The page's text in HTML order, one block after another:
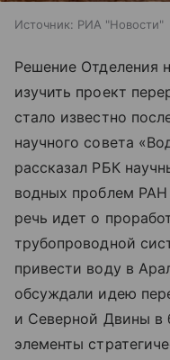
Источник: РИА "Новости"
Решение Отделения
изучить проект
стало известно
научного совета
рассказал РБК
водных проблем
речь идет о
трубопроводной
привести воду в
обсуждали идею
и Северной Двины в
элементы